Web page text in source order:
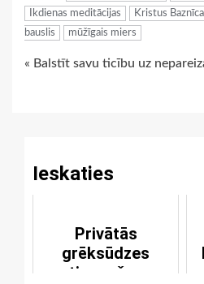
Ikdienas meditācijas
Kristus Baznīca
bauslis
mūžīgais miers
Continue
« Balstīt savu ticību uz
Ieskaties
Privātās
grēksūdzes
atjaunošana